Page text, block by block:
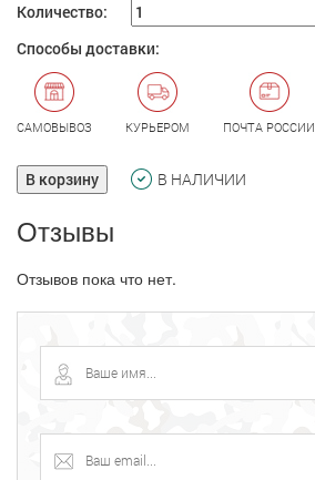
Количество:
Способы доставки:
САМОВЫВОЗ КУРЬЕРОМ ПОЧТА РОССИИ
В корзину В НАЛИЧИИ
Отзывы
Отзывов пока что нет.